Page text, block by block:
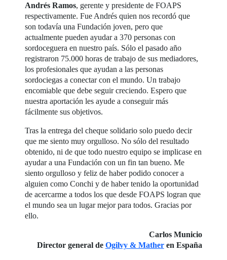
Andrés Ramos, gerente y presidente de FOAPS
respectivamente. Fue Andrés quien nos recordó que
son todavía una Fundación joven, pero que
actualmente pueden ayudar a 370 personas con
sordoceguera en nuestro país. Sólo el pasado año
registraron 75.000 horas de trabajo de sus mediadores,
los profesionales que ayudan a las personas
sordociegas a conectar con el mundo. Un trabajo
encomiable que debe seguir creciendo. Espero que
nuestra aportación les ayude a conseguir más
fácilmente sus objetivos.
Tras la entrega del cheque solidario solo puedo decir
que me siento muy orgulloso. No sólo del resultado
obtenido, ni de que todo nuestro equipo se implicase en
ayudar a una Fundación con un fin tan bueno. Me
siento orgulloso y feliz de haber podido conocer a
alguien como Conchi y de haber tenido la oportunidad
de acercarme a todos los que desde FOAPS logran que
el mundo sea un lugar mejor para todos. Gracias por
ello.
Carlos Municio
Director general de Ogilvy & Matheren España